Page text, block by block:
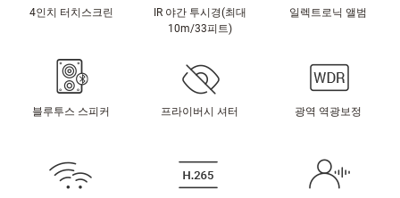
4인치 터치스크린
IR 야간 투시경(최대
10m/33피트)
일렉트로닉 앨범
블루투스 스피커 프라이버시 셔터 광역 역광보정